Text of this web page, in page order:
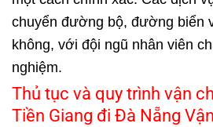
chuyển đường bộ, đường biển
không, với đội ngũ nhân viên
nghiệm.
Thủ tục và quy trình vận
Tiền Giang đi Đà Nẵng